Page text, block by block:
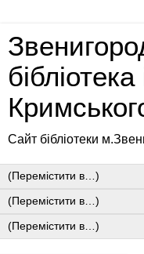
Сайт бібліотеки